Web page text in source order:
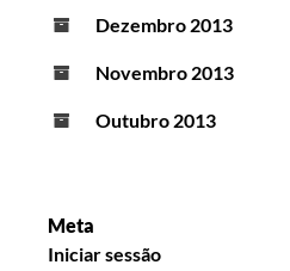
Dezembro 2013
Novembro 2013
Outubro 2013
Meta
Iniciar sessão